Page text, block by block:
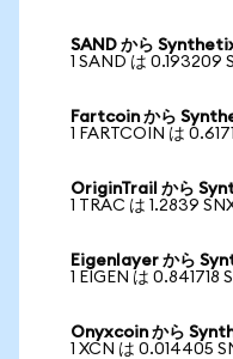
SAND から
1 SAND は 0.193209
Fartcoin から
1 FARTCOIN は
OriginTrail から
1 TRAC は 1.2839
Eigenlayer から
1 EIGEN は 0.841718
Onyxcoin から
1 XCN は 0.014405